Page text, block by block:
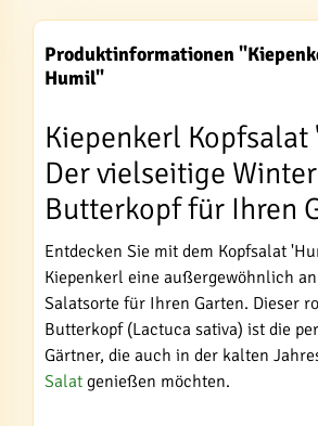
Produktinformationen
Humil"
Kiepenkerl Kopfsalat
Der vielseitige
Butterkopf für Ihren
Entdecken Sie mit dem Kopfsalat
Kiepenkerl eine außergewöhnlich
Salatsorte für Ihren Garten. Dieser
Butterkopf (Lactuca sativa) ist die
Gärtner, die auch in der kalten
Salat genießen möchten.